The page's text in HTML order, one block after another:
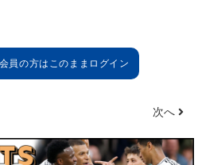
ーのことを第一に考えてい
るし他の選手同様だ。
次へ